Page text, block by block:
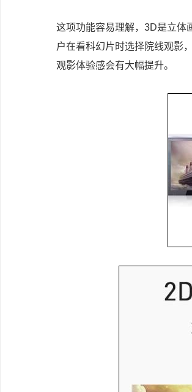
这项功能容易理解，3D是立体
户在看科幻片时选择院线观影
观影体验感会有大幅提升。